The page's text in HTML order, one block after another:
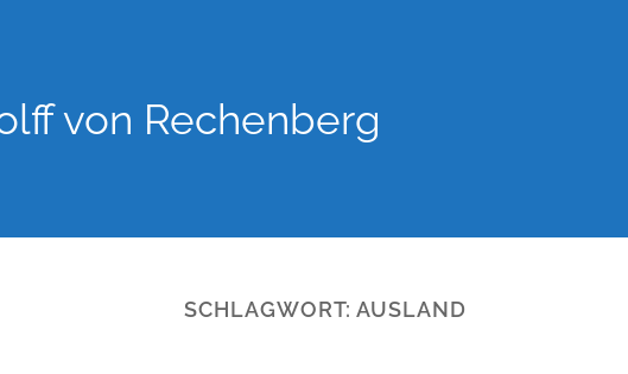
von Rechenberg
SCHLAGWORT:AUSLAND